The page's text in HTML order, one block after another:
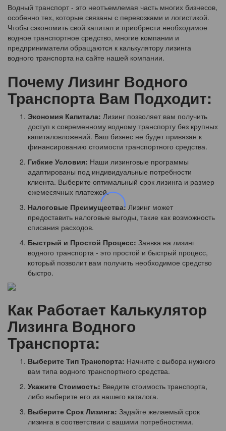
Водный транспорт - это неотъемлемая часть многих бизнесов,
особенно тех, которые связаны с перевозками и логистикой.
Чтобы сэкономить свой капитал и приобрести необходимое
водное транспортное средство, многие компании и
предприниматели обращаются к калькулятору лизинга
водного транспорта на сайте нашей компании.
Почему Лизинг Водного
Транспорта Вам Подходит:
Экономия Капитала: Лизинг позволяет вам получить
доступ к современному водному транспорту без крупных
капиталовложений. Ваш бизнес не будет привязан к
финансированию стоимости транспортного средства.
Гибкие Условия: Наши лизинговые программы
адаптированы под индивидуальные потребности
клиента. Выберите оптимальный срок лизинга и размер
ежемесячных платежей.
Налоговые Преимущества: Лизинг может
предоставить налоговые выгоды, такие как возможность
списания расходов.
Быстрый и Простой Процесс: Заявка на лизинг
водного транспорта - это простой и быстрый процесс,
который позволит вам получить необходимое средство
быстро.
Как Работает Калькулятор
Лизинга Водного
Транспорта:
Выберите Тип Транспорта: Начните с выбора нужного
вам типа водного транспортного средства.
Укажите Стоимость: Введите стоимость транспорта,
либо выберите его из нашего каталога.
Выберите Срок Лизинга: Задайте желаемый срок
лизинга в соответствии с вашими потребностями.